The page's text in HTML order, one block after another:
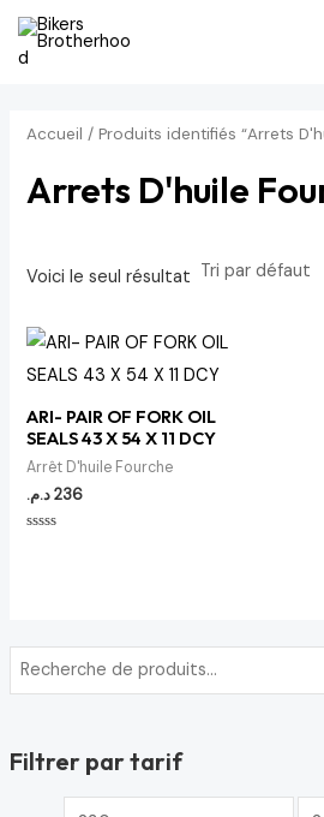
Aller
Filtrer par tarif
P
r
i
x
a
Accueil / Produits identifiés “Arrets
Arrets D'huile
Voici le seul résultat
ARI- PAIR OF FORK OIL
SEALS 43 X 54 X 11 DCY
Arrêt D'huile Fourche
236 د.م.